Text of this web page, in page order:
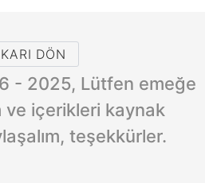
DÖN
- 2025, Lütfen emeğe
ve içerikleri kaynak
teşekkürler.